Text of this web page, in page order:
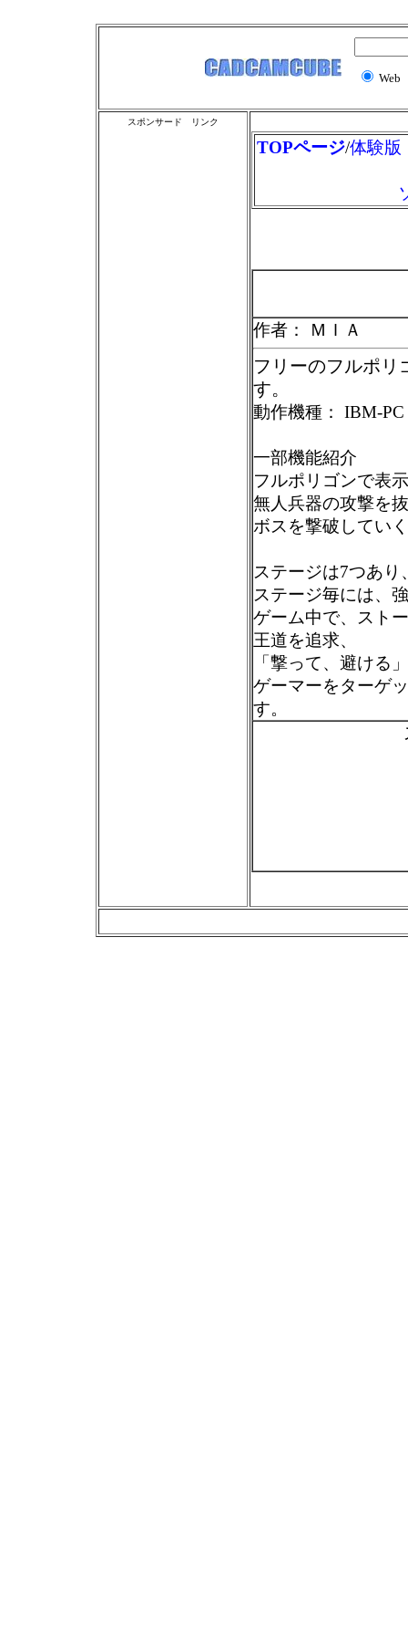
Web
スポンサード リンク
TOPページ/体験版
作者： ＭＩＡ
フリーのフルポリ
す。
動作機種： IBM-PC
一部機能紹介
フルポリゴンで表
無人兵器の攻撃を
ボスを撃破してい
ステージは7つあり
ステージ毎には、
ゲーム中で、スト
王道を追求、
「撃って、避ける
ゲーマーをターゲ
す。